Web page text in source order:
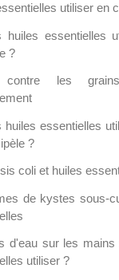
utiliser en
huiles essentielles
?
contre les
huiles essentielles
?
coli et huiles
de kystes sous-
d'eau sur les mains
utiliser ?